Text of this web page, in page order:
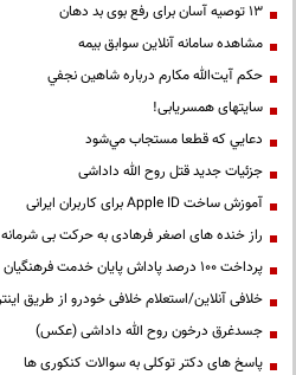
13 توصیه آسان برای رفع بوی بد دهان
مشاهده سامانه آنلاين سوابق بیمه
حكم آيت‌الله مكارم درباره شاهين نجفي
سایتهای همسریابی!
دعايي كه قطعا مستجاب مي‌شود
جزئیات جدید قتل روح الله داداشی
آموزش ساخت Apple ID برای کاربران ایرانی
راز خنده های اصغر فرهادی به حرکت بی
پرداخت ۱۰۰ درصد پاداش پایان خدمت فرهنگیان
خلافی آنلاین/استعلام خلافی خودرو از طریق
جسدغرق درخون روح الله داداشی (عکس)
پاسخ های دکتر توکلی به سوالات کنکوری ها